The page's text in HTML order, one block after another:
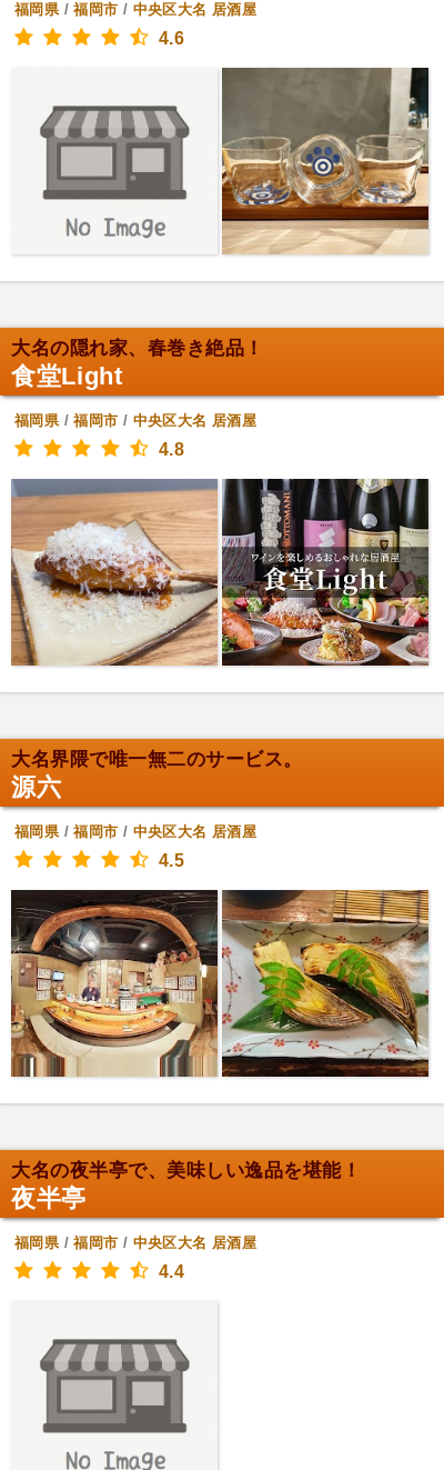
福岡県/福岡市 / 中央区大名 居酒屋
4.6
大名の隠れ家、春巻き絶品！
食堂Light
福岡県/福岡市 / 中央区大名 居酒屋
4.8
大名界隈で唯一無二のサービス。
源六
福岡県/福岡市 / 中央区大名 居酒屋
4.5
大名の夜半亭で、美味しい逸品を堪能！
夜半亭
福岡県/福岡市 / 中央区大名 居酒屋
4.4